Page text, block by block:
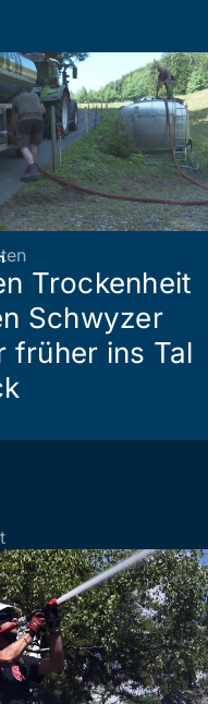
Trockenheit
Schwyzer
früher ins Tal